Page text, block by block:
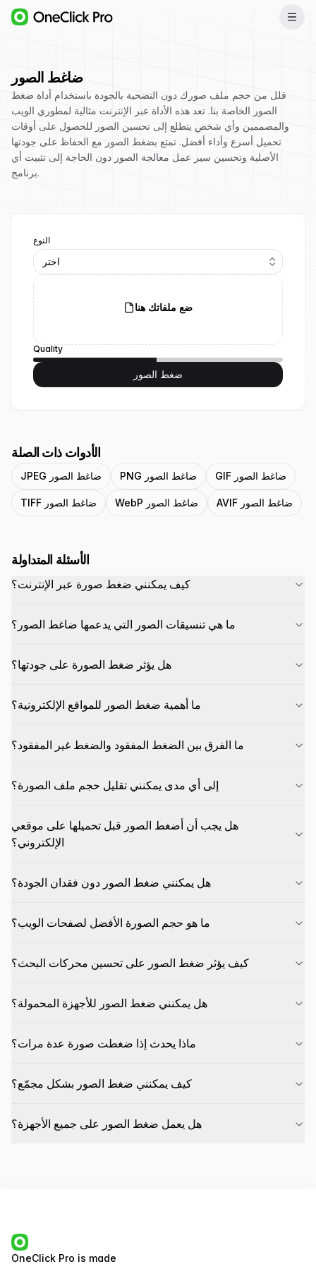
ضاغط الصور
قلل من حجم ملف صورك دون التضحية بالجودة باستخدام أداة ضغط
الصور الخاصة بنا. تعد هذه الأداة عبر الإنترنت مثالية لمطوري الويب
والمصممين وأي شخص يتطلع إلى تحسين الصور للحصول على أوقات
تحميل أسرع وأداء أفضل. تمتع بضغط الصور مع الحفاظ على جودتها
الأصلية وتحسين سير عمل معالجة الصور دون الحاجة إلى تثبيت أي
برنامج.
النوع
اختر
ضع ملفاتك هنا
Quality
ضغط الصور
الأدوات ذات الصلة
JPEG ضاغط الصور PNG ضاغط الصور GIF ضاغط الصور
TIFF ضاغط الصور WebP ضاغط الصور AVIF ضاغط الصور
الأسئلة المتداولة
كيف يمكنني ضغط صورة عبر الإنترنت؟
ما هي تنسيقات الصور التي يدعمها ضاغط الصور؟
هل يؤثر ضغط الصورة على جودتها؟
ما أهمية ضغط الصور للمواقع الإلكترونية؟
ما الفرق بين الضغط المفقود والضغط غير المفقود؟
إلى أي مدى يمكنني تقليل حجم ملف الصورة؟
هل يجب أن أضغط الصور قبل تحميلها على موقعي
الإلكتروني؟
هل يمكنني ضغط الصور دون فقدان الجودة؟
ما هو حجم الصورة الأفضل لصفحات الويب؟
كيف يؤثر ضغط الصور على تحسين محركات البحث؟
هل يمكنني ضغط الصور للأجهزة المحمولة؟
ماذا يحدث إذا ضغطت صورة عدة مرات؟
كيف يمكنني ضغط الصور بشكل مجمّع؟
هل يعمل ضغط الصور على جميع الأجهزة؟
OneClick Pro is made